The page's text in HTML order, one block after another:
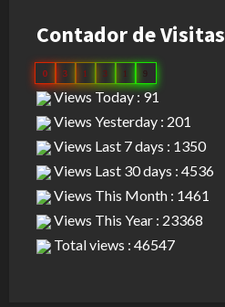
Contador de Visitas
0 3 1 3 1 9
Views Today : 91
Views Yesterday : 201
Views Last 7 days : 1350
Views Last 30 days : 4536
Views This Month : 1461
Views This Year : 23368
Total views : 46547